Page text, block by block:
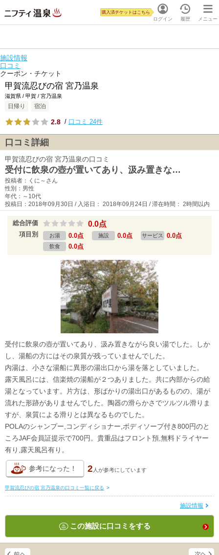
ログイン
購入済チケットはこちら
履歴 メニュー
施設情報
口コミ
クーポン・チケット
甲賀流忍びの宿 宮乃温泉
滋賀県 / 甲賀 / 宮乃温泉
日帰り 宿泊
2.8 / 口コミ 24件
口コミ詳細
甲賀流忍びの宿 宮乃温泉の口コミ
受付に飲泉の壺が置いてあり、汲み置きな…
投稿者：くに～さん
性別：男性
年代：～10代
投稿日：2018年09月30日 / 入浴日： 2018年09月24日 / 滞在時間： 2時間以内
総合評価 0.0点
項目別 お湯 0.0点 施設 0.0点 サービス 0.0点
飲食 0.0点
受付に飲泉の壺が置いてあり、汲み置きながら良い湯でした。しか
し、湯船の方にはその泉質が残っていませんでした。
内湯は、小さな湯船に異形の湯出口から湯を落としていました。
露天風呂には、信楽焼の湯船が２つありました。共に内部からの給
湯となっています。片方は、形ばかりの湯出口があるものの、湯が
流れた形跡がありませんでした。陶器の滑らかさでツルツル滑りま
すが、泉質による滑りとは異なるものでした。
POLAのシャンプー,コンディショナー,ボディソープ付き800円のと
ころJAF会員証提示で700円。貴重品はフロント預,無料ドライヤー
有り,露天風呂有り。
参考になった！ 2 人が参考にしています
甲賀流忍びの宿 宮乃温泉の口コミ一覧に戻る >
施設情報
この施設に口コミをする